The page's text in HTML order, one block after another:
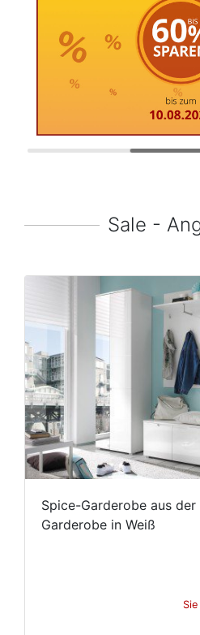
Sale -
Spice-Garderobe aus
Garderobe in Weiß